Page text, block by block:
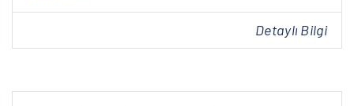
Detaylı Bilgi